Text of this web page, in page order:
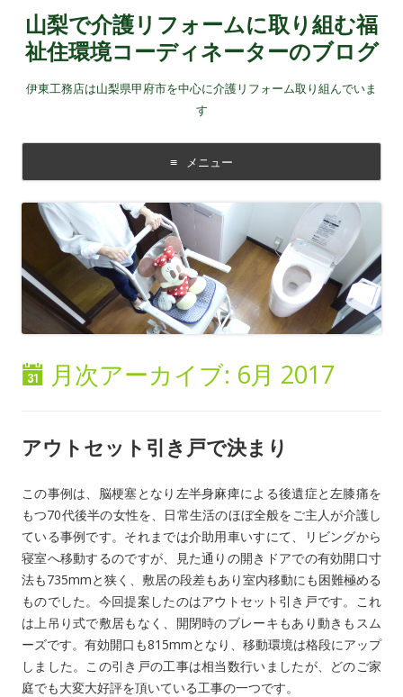
山梨で介護リフォームに取り組む福
祉住環境コーディネーターのブログ
伊東工務店は山梨県甲府市を中心に介護リフォーム取り組んでいま
す
メニュー
コンテンツに移動する
月次アーカイブ: 6月 2017
アウトセット引き戸で決まり
この事例は、脳梗塞となり左半身麻痺による後遺症と左膝痛を
もつ70代後半の女性を、日常生活のほぼ全般をご主人が介護し
ている事例です。それまでは介助用車いすにて、リビングから
寝室へ移動するのですが、見た通りの開きドアでの有効開口寸
法も735mmと狭く、敷居の段差もあり室内移動にも困難極める
ものでした。今回提案したのはアウトセット引き戸です。これ
は上吊り式で敷居もなく、開閉時のブレーキもあり動きもスム
ーズです。有効開口も815mmとなり、移動環境は格段にアップ
しました。この引き戸の工事は相当数行いましたが、どのご家
庭でも大変大好評を頂いている工事の一つです。